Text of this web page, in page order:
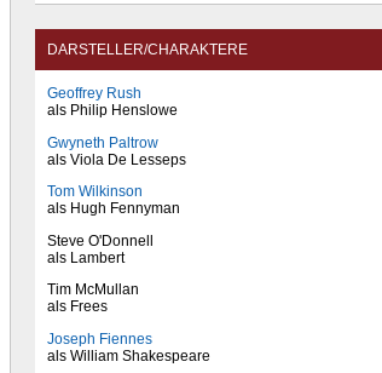
DARSTELLER/CHARAKTERE
Geoffrey Rush
als Philip Henslowe
Gwyneth Paltrow
als Viola De Lesseps
Tom Wilkinson
als Hugh Fennyman
Steve O'Donnell
als Lambert
Tim McMullan
als Frees
Joseph Fiennes
als William Shakespeare